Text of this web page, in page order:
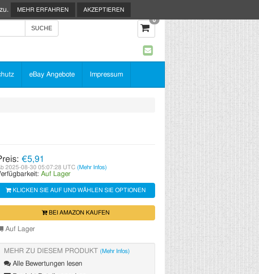
0
eBay Angebote Impressum
€5,91
2025-08-30 05:07:28 UTC (Mehr Infos)
Auf Lager
KLICKEN SIE AUF UND WÄHLEN SIE OPTIONEN
BEI AMAZON KAUFEN
Auf Lager
MEHR ZU DIESEM PRODUKT (Mehr Infos)
Alle Bewertungen lesen
MEHR ERFAHREN AKZEPTIEREN